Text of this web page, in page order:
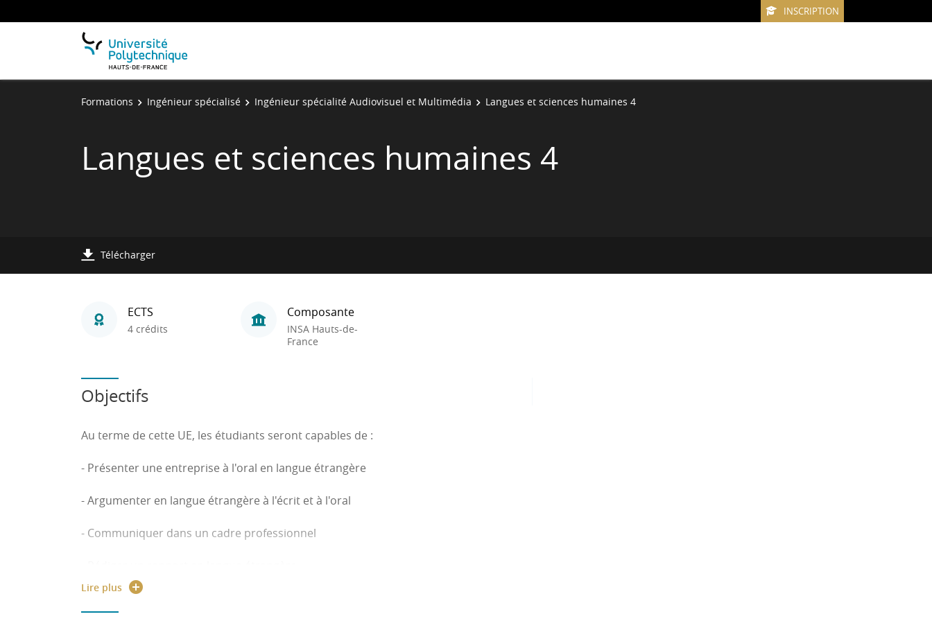
INSCRIPTION
Formations Ingénieur spécialisé Ingénieur spécialité Audiovisuel et Multimédia Langues et sciences humaines 4
Langues et sciences humaines 4
Télécharger
ECTS
4 crédits
Composante
INSA Hauts-de-
France
Objectifs
Au terme de cette UE, les étudiants seront capables de :
- Présenter une entreprise à l'oral en langue étrangère
- Argumenter en langue étrangère à l'écrit et à l'oral
- Communiquer dans un cadre professionnel
- Connaitre et comprendre les droits et devoirs des salariés et employeurs
Lire plus